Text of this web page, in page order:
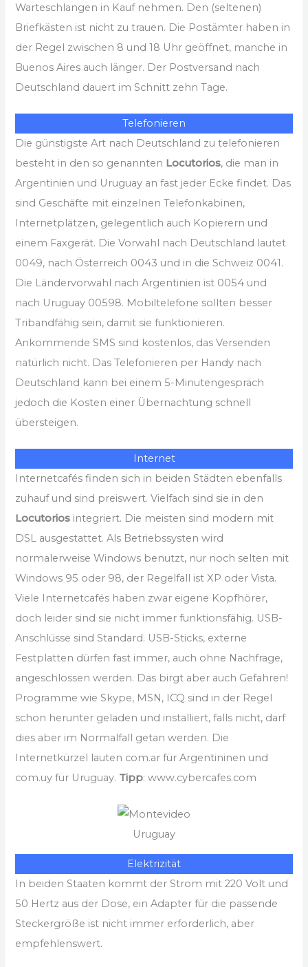
Warteschlangen in Kauf nehmen. Den (seltenen)
Briefkästen ist nicht zu trauen. Die Postämter haben in
der Regel zwischen 8 und 18 Uhr geöffnet, manche in
Buenos Aires auch länger. Der Postversand nach
Deutschland dauert im Schnitt zehn Tage.
Telefonieren
Die günstigste Art nach Deutschland zu telefonieren
besteht in den so genannten Locutorios, die man in
Argentinien und Uruguay an fast jeder Ecke findet. Das
sind Geschäfte mit einzelnen Telefonkabinen,
Internetplätzen, gelegentlich auch Kopierern und
einem Faxgerät. Die Vorwahl nach Deutschland lautet
0049, nach Österreich 0043 und in die Schweiz 0041.
Die Ländervorwahl nach Argentinien ist 0054 und
nach Uruguay 00598. Mobiltelefone sollten besser
Tribandfähig sein, damit sie funktionieren.
Ankommende SMS sind kostenlos, das Versenden
natürlich nicht. Das Telefonieren per Handy nach
Deutschland kann bei einem 5-Minutengespräch
jedoch die Kosten einer Übernachtung schnell
übersteigen.
Internet
Internetcafés finden sich in beiden Städten ebenfalls
zuhauf und sind preiswert. Vielfach sind sie in den
Locutorios integriert. Die meisten sind modern mit
DSL ausgestattet. Als Betriebssysten wird
normalerweise Windows benutzt, nur noch selten mit
Windows 95 oder 98, der Regelfall ist XP oder Vista.
Viele Internetcafés haben zwar eigene Kopfhörer,
doch leider sind sie nicht immer funktionsfähig. USB-
Anschlüsse sind Standard. USB-Sticks, externe
Festplatten dürfen fast immer, auch ohne Nachfrage,
angeschlossen werden. Das birgt aber auch Gefahren!
Programme wie Skype, MSN, ICQ sind in der Regel
schon herunter geladen und installiert, falls nicht, darf
dies aber im Normalfall getan werden. Die
Internetkürzel lauten com.ar für Argentininen und
com.uy für Uruguay. Tipp: www.cybercafes.com
Uruguay
Elektrizität
In beiden Staaten kommt der Strom mit 220 Volt und
50 Hertz aus der Dose, ein Adapter für die passende
Steckergröße ist nicht immer erforderlich, aber
empfehlenswert.